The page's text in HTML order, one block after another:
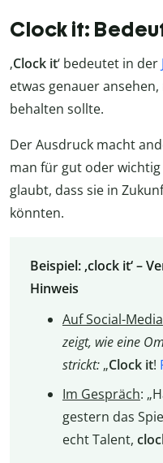
Clock it:
‚Clock it‘ bedeutet in der
etwas genauer
behalten sollte.
Der Ausdruck macht
man für gut oder
glaubt, dass sie in
könnten.
Beispiel: ‚clock it‘ –
Hinweis
Auf Social-Media
zeigt, wie eine
strickt: „Clock it!
Im Gespräch:
gestern das
echt Talent,